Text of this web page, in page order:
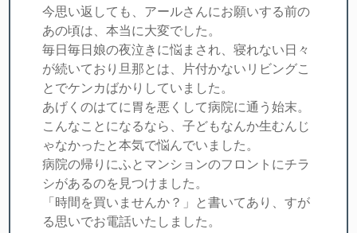
今思い返しても、アールさんにお願いする前の
あの頃は、本当に大変でした。
毎日毎日娘の夜泣きに悩まされ、寝れない日々
が続いており旦那とは、片付かないリビングこ
とでケンカばかりしていました。
あげくのはてに胃を悪くして病院に通う始末。
こんなことになるなら、子どもなんか生むんじ
ゃなかったと本気で悩んでいました。
病院の帰りにふとマンションのフロントにチラ
シがあるのを見つけました。
「時間を買いませんか？」と書いてあり、すが
る思いでお電話いたしました。